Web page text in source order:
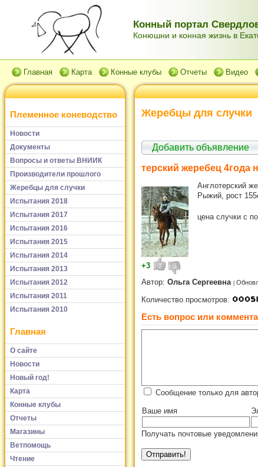
Конный портал
Конюшни и конная жизнь в
Главная Карта Конные клубы Отчеты Видео
Племенное коневодство
Новости
Документы
Вопросы и ответы ВНИИК
Производители прошлого
Жеребцы для случки
Испытания 2018
Испытания 2017
Испытания 2016
Испытания 2015
Испытания 2014
Испытания 2013
Испытания 2012
Испытания 2011
Испытания 2010
Главная
О сайте
Новости
Новый год!
Карта
Конные клубы
Отчеты
Магазины
Ветпомощь
Чтение
Жеребцы для случки
Добавить объявление
терский жеребец 4года
Англотерский
Рыжий, рост
цена случки с
+3
Автор: Ольга Сергеевна
Количество просмотров:
Есть вопрос или
Сообщение только для
Ваше имя
Получать почтовые